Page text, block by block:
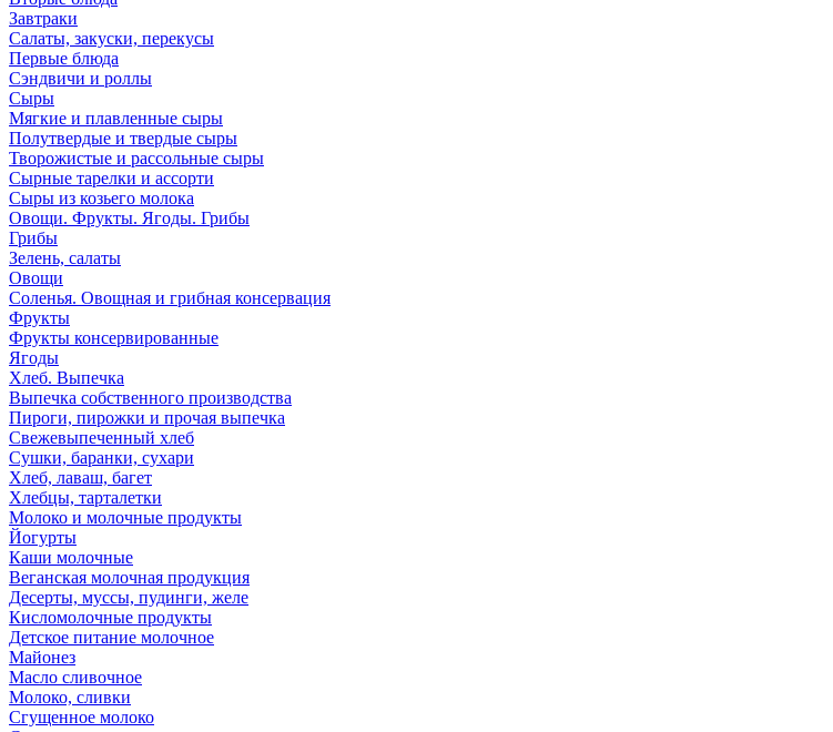
Завтраки
Салаты, закуски, перекусы
Первые блюда
Сэндвичи и роллы
Сыры
Мягкие и плавленные сыры
Полутвердые и твердые сыры
Творожистые и рассольные сыры
Сырные тарелки и ассорти
Сыры из козьего молока
Овощи. Фрукты. Ягоды. Грибы
Грибы
Зелень, салаты
Овощи
Соленья. Овощная и грибная консервация
Фрукты
Фрукты консервированные
Ягоды
Хлеб. Выпечка
Выпечка собственного производства
Пироги, пирожки и прочая выпечка
Свежевыпеченный хлеб
Сушки, баранки, сухари
Хлеб, лаваш, багет
Хлебцы, тарталетки
Молоко и молочные продукты
Йогурты
Каши молочные
Веганская молочная продукция
Десерты, муссы, пудинги, желе
Кисломолочные продукты
Детское питание молочное
Майонез
Масло сливочное
Молоко, сливки
Сгущенное молоко